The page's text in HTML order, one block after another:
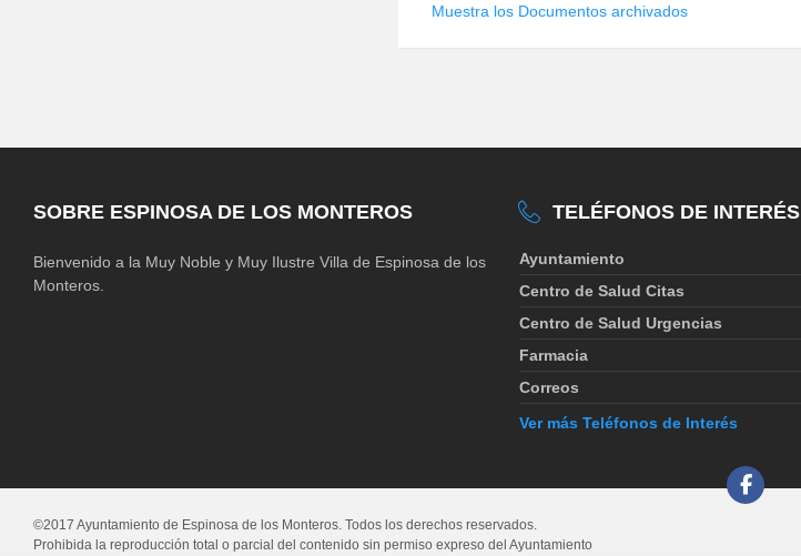
Muestra los Documentos archivados
SOBRE ESPINOSA DE LOS MONTEROS
Bienvenido a la Muy Noble y Muy Ilustre Villa de Espinosa de los
Monteros.
TELÉFONOS DE INTERÉS
Ayuntamiento
Centro de Salud Citas
Centro de Salud Urgencias
Farmacia
Correos
Ver más Teléfonos de Interés
©2017 Ayuntamiento de Espinosa de los Monteros. Todos los derechos reservados.
Prohibida la reproducción total o parcial del contenido sin permiso expreso del Ayuntamiento